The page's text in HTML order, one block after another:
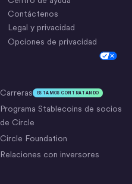
Carreras ESTAMOS CONTRATANDO
Programa Stablecoins de socios
de Circle
Circle Foundation
Relaciones con inversores
Contáctenos
Legal y privacidad
Opciones de privacidad